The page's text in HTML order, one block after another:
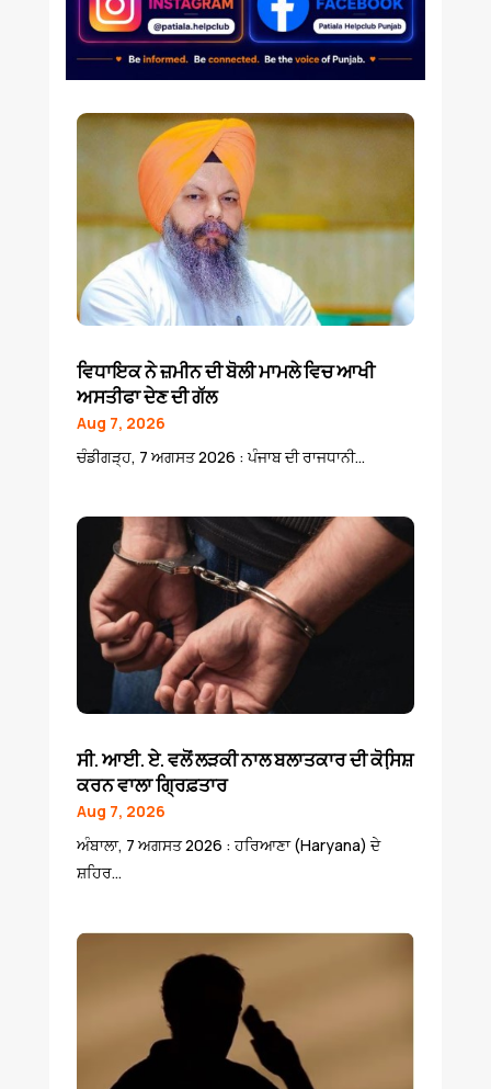
ਵਿਧਾਇਕ ਨੇ ਜ਼ਮੀਨ ਦੀ ਬੋਲੀ ਮਾਮਲੇ ਵਿਚ ਆਖੀ
ਅਸਤੀਫਾ ਦੇਣ ਦੀ ਗੱਲ
Aug 7, 2026
ਚੰਡੀਗੜ੍ਹ, 7 ਅਗਸਤ 2026 : ਪੰਜਾਬ ਦੀ ਰਾਜਧਾਨੀ...
ਸੀ. ਆਈ. ਏ. ਵਲੋਂ ਲੜਕੀ ਨਾਲ ਬਲਾਤਕਾਰ ਦੀ ਕੋਸਿ਼ਸ਼
ਕਰਨ ਵਾਲਾ ਗ੍ਰਿਫ਼ਤਾਰ
Aug 7, 2026
ਅੰਬਾਲਾ, 7 ਅਗਸਤ 2026 : ਹਰਿਆਣਾ (Haryana) ਦੇ
ਸ਼ਹਿਰ...